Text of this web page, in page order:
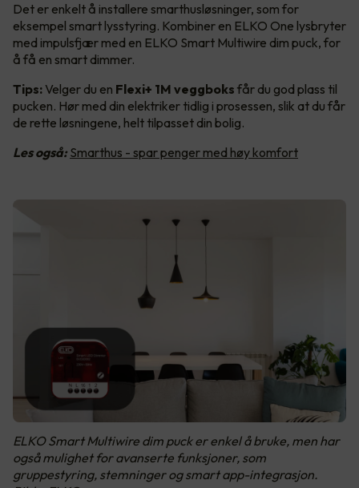
Det er enkelt å installere smarthusløsninger, som for
eksempel smart lysstyring. Kombiner en ELKO One lysbryter
med impulsfjær med en ELKO Smart Multiwire dim puck, for
å få en smart dimmer.
Tips: Velger du en Flexi+ 1M veggboks får du god plass til
pucken. Hør med din elektriker tidlig i prosessen, slik at du får
de rette løsningene, helt tilpasset din bolig.
Les også: Smarthus - spar penger med høy komfort
ELKO Smart Multiwire dim puck er enkel å bruke, men har
også mulighet for avanserte funksjoner, som
gruppestyring, stemninger og smart app-integrasjon.